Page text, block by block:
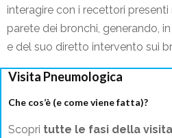
interagire con i recettori
parete dei bronchi, generando,
e del suo diretto intervento sui
Visita Pneumologica
Che cos’è (e come viene fatta)?
Scopri tutte le fasi della